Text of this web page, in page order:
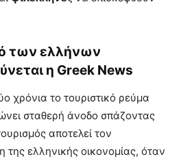
των ελλήνων
η Greek News
χρόνια το τουριστικό ρεύμα
σταθερή άνοδο σπάζοντας
αποτελεί τον
της ελληνικής οικονομίας, όταν